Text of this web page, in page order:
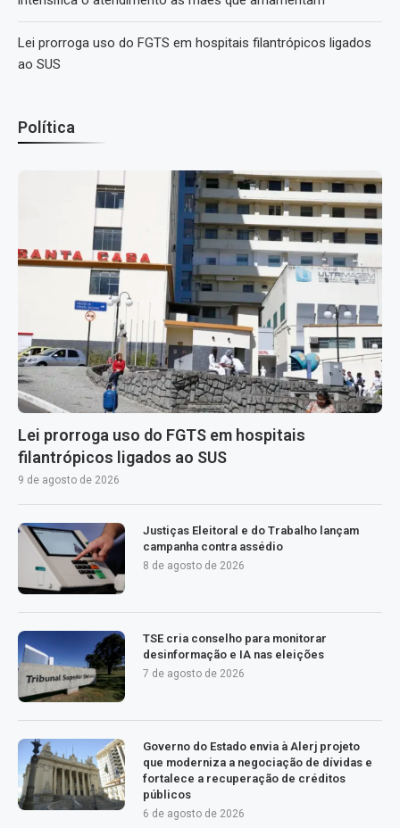
Lei prorroga uso do FGTS em hospitais filantrópicos ligados
ao SUS
Política
Lei prorroga uso do FGTS em hospitais
filantrópicos ligados ao SUS
9 de agosto de 2026
Justiças Eleitoral e do Trabalho lançam
campanha contra assédio
8 de agosto de 2026
TSE cria conselho para monitorar
desinformação e IA nas eleições
7 de agosto de 2026
Governo do Estado envia à Alerj projeto
que moderniza a negociação de dívidas e
fortalece a recuperação de créditos
públicos
6 de agosto de 2026